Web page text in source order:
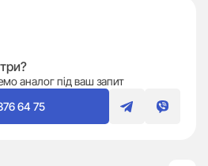
аналог під ваш запит
64 75